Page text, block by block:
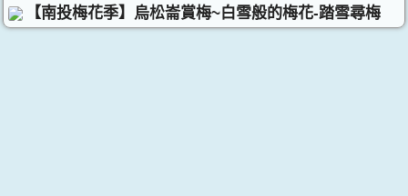
【南投梅花季】烏松崙賞梅~白雪般的梅花-踏雪尋梅